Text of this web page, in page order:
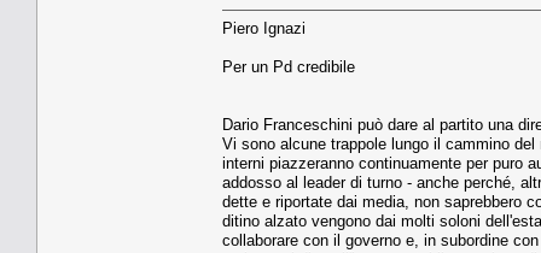
Piero Ignazi
Per un Pd credibile
Dario Franceschini può dare al partito una
Vi sono alcune trappole lungo il cammino
interni piazzeranno continuamente per puro
addosso al leader di turno - anche perché,
dette e riportate dai media, non saprebbero
ditino alzato vengono dai molti soloni
collaborare con il governo e, in subordine